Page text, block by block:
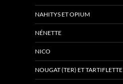
NAHITYS ET OPIUM
NÉNETTE
NICO
NOUGAT (TER) ET TARTIFLETTE